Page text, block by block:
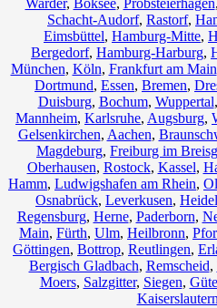
Warder, Boksee, Probsteierhagen,
Schacht-Audorf, Rastorf,
Eimsbüttel, Hamburg-Mitte,
Bergedorf, Hamburg-Harburg,
München, Köln, Frankfurt am Main
Dortmund, Essen, Bremen,
Duisburg, Bochum, Wuppertal,
Mannheim, Karlsruhe, Augsburg,
Gelsenkirchen, Aachen,
Magdeburg, Freiburg im
Oberhausen, Rostock, Kassel,
Hamm, Ludwigshafen am Rhein,
Osnabrück, Leverkusen,
Regensburg, Herne, Paderborn,
Main, Fürth, Ulm, Heilbronn,
Göttingen, Bottrop, Reutlingen,
Bergisch Gladbach, Remscheid,
Moers, Salzgitter, Siegen,